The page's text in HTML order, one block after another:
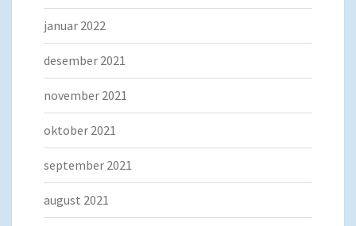
januar 2022
desember 2021
november 2021
oktober 2021
september 2021
august 2021